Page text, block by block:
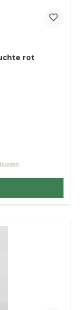
Leuchte rot